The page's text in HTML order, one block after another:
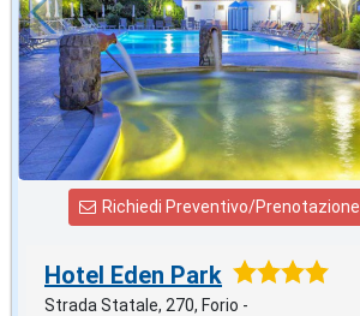
Richiedi Preventivo/Prenotazione
Hotel Eden Park
Strada Statale, 270, Forio -